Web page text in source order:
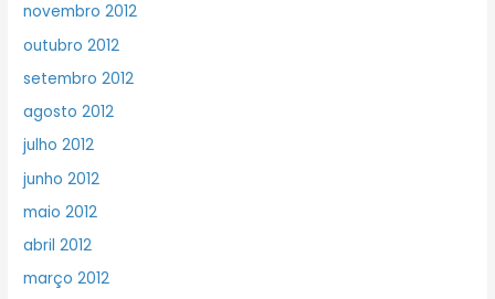
novembro 2012
outubro 2012
setembro 2012
agosto 2012
julho 2012
junho 2012
maio 2012
abril 2012
março 2012